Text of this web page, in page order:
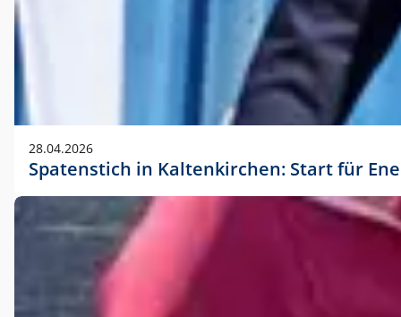
28.04.2026
Spatenstich in Kaltenkirchen: Start für